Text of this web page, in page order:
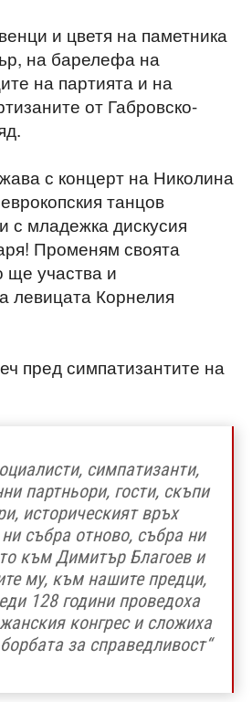
и цветя на паметника
на барелефа на
на партията и на
от Габровско-
с концерт на Николина
танцов
с младежка дискусия
Променям своята
ще участва и
левицата Корнелия
пред симпатизантите на
симпатизанти,
партньори, гости, скъпи
историческият връх
събра отново, събра ни
към Димитър Благоев и
му, към нашите предци,
128 години проведоха
конгрес и сложиха
за справедливост“